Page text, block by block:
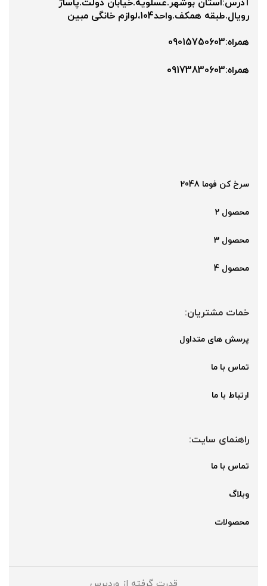
آدرس:استان بوشهر.عسلویه.خیابان دولت.پاساژ
رویال.طبقه همکف.واحد104،لوازم خانگی مبین
همراه:09015750603
همراه:۰9173830603
سرخ کن فوما 2048
محصول 2
محصول 3
محصول 4
خمات مشتریان:
پرسش های متداول
تماس با ما
ارتباط با ما
راهنمای سایت:
تماس با ما
وبلاگ
محصولات